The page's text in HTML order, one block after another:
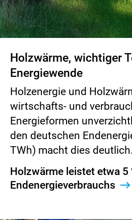
Holzwärme, wichtiger
Energiewende
Holzenergie und
wirtschafts- und
Energieformen
den deutschen
TWh) macht dies deutlich.
Holzwärme leistet etwa 5
Endenergieverbrauchs